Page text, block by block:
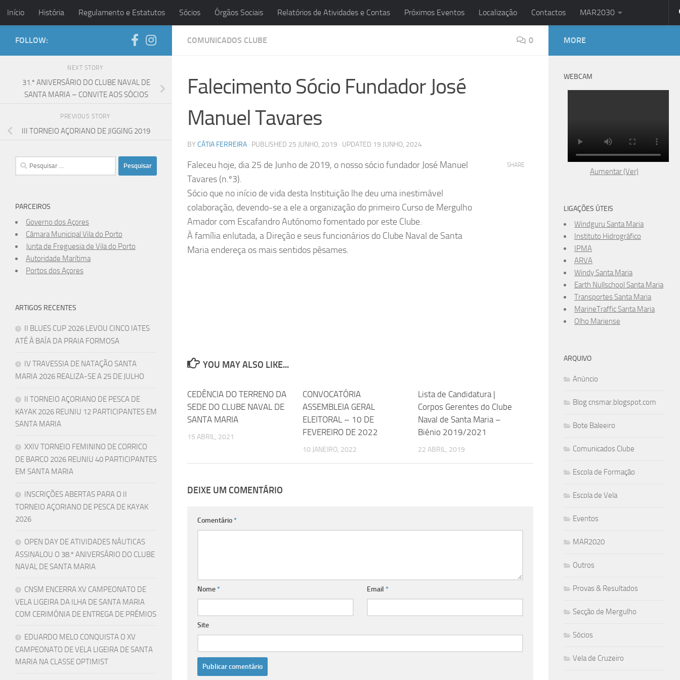
Skip to content
Início História Regulamento e Estatutos Sócios Órgãos Sociais Relatórios de Atividades e Contas Próximos Eventos Localização Contactos MAR2030
COMUNICADOS CLUBE 0
Falecimento Sócio Fundador José
Manuel Tavares
BY CÁTIA FERREIRA · PUBLISHED 25 JUNHO, 2019 · UPDATED 19 JUNHO, 2024
Faleceu hoje, dia 25 de Junho de 2019, o nosso sócio fundador José Manuel
Tavares (n.º3).
Sócio que no início de vida desta Instituição lhe deu uma inestimável
colaboração, devendo-se a ele a organização do primeiro Curso de Mergulho
Amador com Escafandro Autónomo fomentado por este Clube.
À família enlutada, a Direção e seus funcionários do Clube Naval de Santa
Maria endereça os mais sentidos pêsames.
SHARE
YOU MAY ALSO LIKE...
CEDÊNCIA DO TERRENO DA
SEDE DO CLUBE NAVAL DE
SANTA MARIA
15 ABRIL, 2021
CONVOCATÓRIA
ASSEMBLEIA GERAL
ELEITORAL – 10 DE
FEVEREIRO DE 2022
10 JANEIRO, 2022
Lista de Candidatura |
Corpos Gerentes do Clube
Naval de Santa Maria –
Biénio 2019/2021
22 ABRIL, 2019
DEIXE UM COMENTÁRIO
Comentário*
Nome* Email *
Site
FOLLOW:
NEXT STORY
31.º ANIVERSÁRIO DO CLUBE NAVAL DE
SANTA MARIA – CONVITE AOS SÓCIOS
PREVIOUS STORY
III TORNEIO AÇORIANO DE JIGGING 2019
Pesquisar
por:
PARCEIROS
Governo dos Açores
Câmara Municipal Vila do Porto
Junta de Freguesia de Vila do Porto
Autoridade Marítima
Portos dos Açores
ARTIGOS RECENTES
II BLUES CUP 2026 LEVOU CINCO IATES
ATÉ À BAÍA DA PRAIA FORMOSA
IV TRAVESSIA DE NATAÇÃO SANTA
MARIA 2026 REALIZA-SE A 25 DE JULHO
II TORNEIO AÇORIANO DE PESCA DE
KAYAK 2026 REUNIU 12 PARTICIPANTES EM
SANTA MARIA
XXIV TORNEIO FEMININO DE CORRICO
DE BARCO 2026 REUNIU 40 PARTICIPANTES
EM SANTA MARIA
INSCRIÇÕES ABERTAS PARA O II
TORNEIO AÇORIANO DE PESCA DE KAYAK
2026
OPEN DAY DE ATIVIDADES NÁUTICAS
ASSINALOU O 38.º ANIVERSÁRIO DO CLUBE
NAVAL DE SANTA MARIA
CNSM ENCERRA XV CAMPEONATO DE
VELA LIGEIRA DA ILHA DE SANTA MARIA
COM CERIMÓNIA DE ENTREGA DE PRÉMIOS
EDUARDO MELO CONQUISTA O XV
CAMPEONATO DE VELA LIGEIRA DE SANTA
MARIA NA CLASSE OPTIMIST
MORE
WEBCAM
Aumentar (Ver)
LIGAÇÕES ÚTEIS
Windguru Santa Maria
Instituto Hidrográfico
IPMA
ARVA
Windy Santa Maria
Earth Nullschool Santa Maria
Transportes Santa Maria
MarineTraffic Santa Maria
Olho Mariense
ARQUIVO
Anúncio
Blog cnsmar.blogspot.com
Bote Baleeiro
Comunicados Clube
Escola de Formação
Escola de Vela
Eventos
MAR2020
Outros
Provas & Resultados
Secção de Mergulho
Sócios
Vela de Cruzeiro